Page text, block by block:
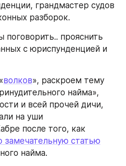
грандмастер судов
разборок.
поговорить.. прояснить
с юриспунденцией и
волков», раскроем тему
найма»,
и всей прочей дичи,
на уши
после того, как
замечательную статью
найма.